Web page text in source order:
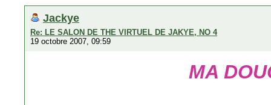
Jackye
Re: LE SALON DE THE VIRTUEL DE JAKYE, NO 4
19 octobre 2007, 09:59
MA